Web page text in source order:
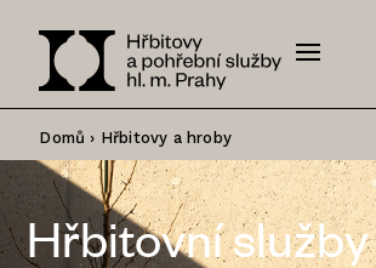
Domů › Hřbitovy a hroby
Hřbitovní služby